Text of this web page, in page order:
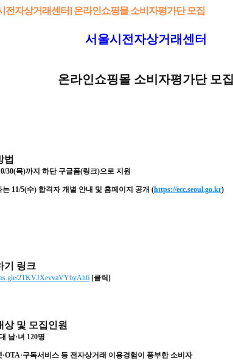
전자상거래센터] 온라인쇼핑몰 소비자평가단 모집
서울시전자상거래센터
온라인쇼핑몰 소비자평가단 모집
법
30(목)까지 하단 구글폼(링크)으로 지원
는 11/5(수) 합격자 개별 안내 및 홈페이지 공개 (https://ecc.seoul.go.kr)
기 링크
2TKVJXevvaVYbyAh6 [클릭]
상 및 모집인원
남·녀 120명
·OTA·구독서비스 등 전자상거래 이용경험이 풍부한 소비자